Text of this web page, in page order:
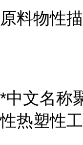
原料物性
*中文名称
性热塑性工